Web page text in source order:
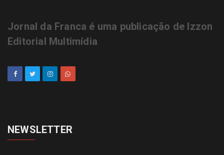
Jornal da Franca é uma publicação de Izzon
Editorial Multimídia
NEWSLETTER